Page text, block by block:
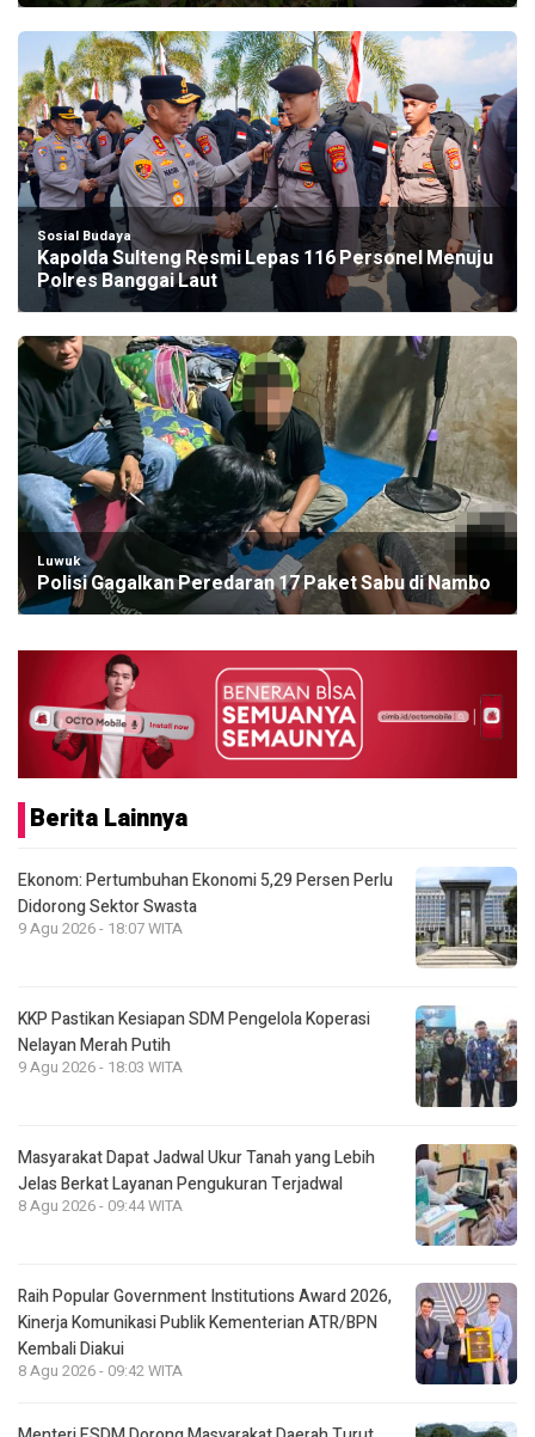
Sosial Budaya
Kapolda Sulteng Resmi Lepas 116 Personel Menuju
Polres Banggai Laut
Luwuk
Polisi Gagalkan Peredaran 17 Paket Sabu di Nambo
Berita Lainnya
Ekonom: Pertumbuhan Ekonomi 5,29 Persen Perlu
Didorong Sektor Swasta
9 Agu 2026 - 18:07 WITA
KKP Pastikan Kesiapan SDM Pengelola Koperasi
Nelayan Merah Putih
9 Agu 2026 - 18:03 WITA
Masyarakat Dapat Jadwal Ukur Tanah yang Lebih
Jelas Berkat Layanan Pengukuran Terjadwal
8 Agu 2026 - 09:44 WITA
Raih Popular Government Institutions Award 2026,
Kinerja Komunikasi Publik Kementerian ATR/BPN
Kembali Diakui
8 Agu 2026 - 09:42 WITA